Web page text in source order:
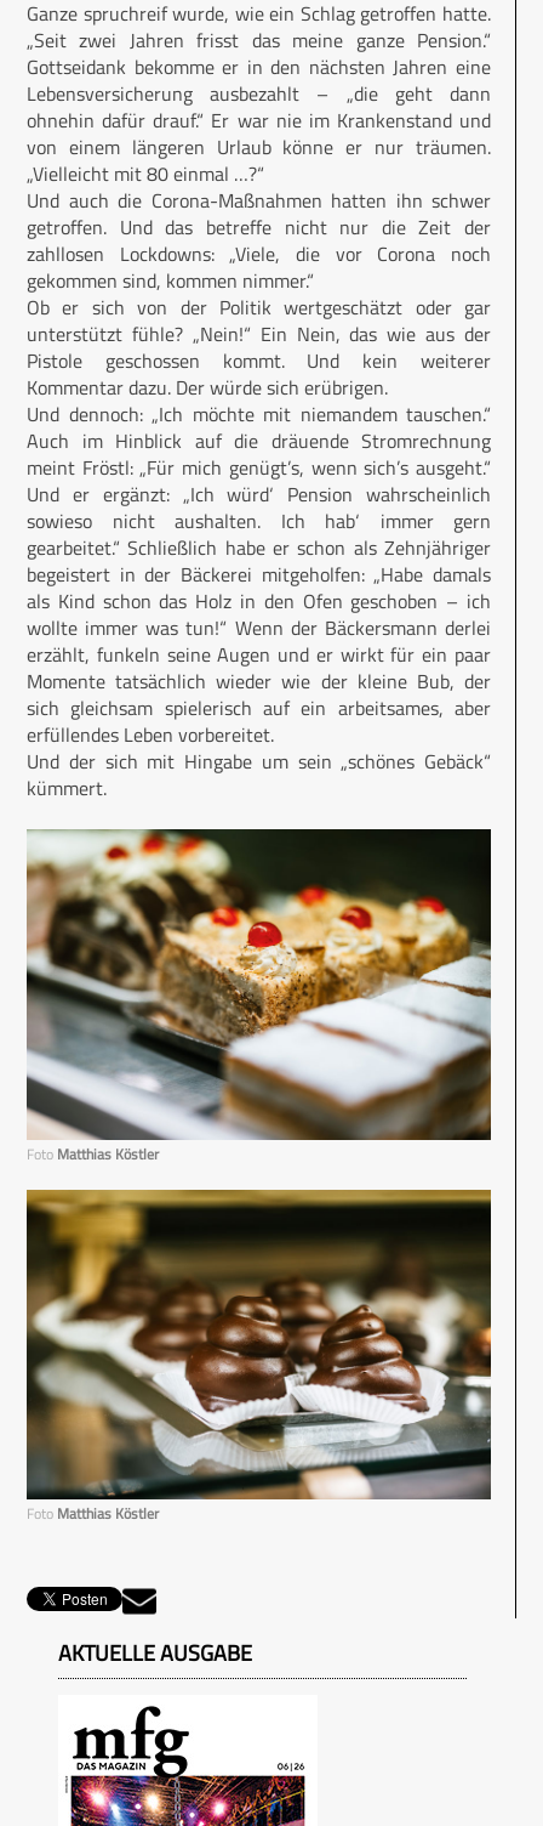
Ganze spruchreif wurde, wie ein Schlag getroffen hatte.
„Seit zwei Jahren frisst das meine ganze Pension.“
Gottseidank bekomme er in den nächsten Jahren eine
Lebensversicherung ausbezahlt – „die geht dann
ohnehin dafür drauf.“ Er war nie im Krankenstand und
von einem längeren Urlaub könne er nur träumen.
„Vielleicht mit 80 einmal …?“
Und auch die Corona-Maßnahmen hatten ihn schwer
getroffen. Und das betreffe nicht nur die Zeit der
zahllosen Lockdowns: „Viele, die vor Corona noch
gekommen sind, kommen nimmer.“
Ob er sich von der Politik wertgeschätzt oder gar
unterstützt fühle? „Nein!“ Ein Nein, das wie aus der
Pistole geschossen kommt. Und kein weiterer
Kommentar dazu. Der würde sich erübrigen.
Und dennoch: „Ich möchte mit niemandem tauschen.“
Auch im Hinblick auf die dräuende Stromrechnung
meint Fröstl: „Für mich genügt’s, wenn sich’s ausgeht.“
Und er ergänzt: „Ich würd‘ Pension wahrscheinlich
sowieso nicht aushalten. Ich hab‘ immer gern
gearbeitet.“ Schließlich habe er schon als Zehnjähriger
begeistert in der Bäckerei mitgeholfen: „Habe damals
als Kind schon das Holz in den Ofen geschoben – ich
wollte immer was tun!“ Wenn der Bäckersmann derlei
erzählt, funkeln seine Augen und er wirkt für ein paar
Momente tatsächlich wieder wie der kleine Bub, der
sich gleichsam spielerisch auf ein arbeitsames, aber
erfüllendes Leben vorbereitet.
Und der sich mit Hingabe um sein „schönes Gebäck“
kümmert.
Foto Matthias Köstler
Foto Matthias Köstler
AKTUELLE AUSGABE